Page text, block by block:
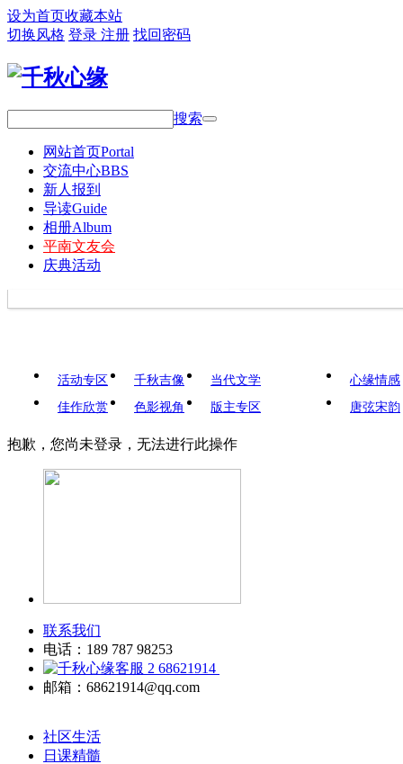
设为首页收藏本站
切换风格 登录 注册 找回密码
搜索
网站首页Portal
交流中心BBS
新人报到
导读Guide
相册Album
平南文友会
庆典活动
活动专区 千秋吉像
当代文学
佳作欣赏
色影视角 版主专区
心缘情感
唐弦宋韵
抱歉，您尚未登录，无法进行此操作
联系我们
电话：189 787 98253
68621914
邮箱：68621914@qq.com
社区生活
日课精髓